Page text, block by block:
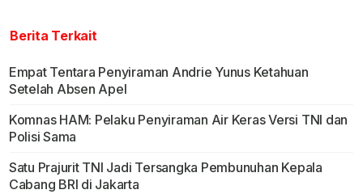
Berita Terkait
Empat Tentara Penyiraman Andrie Yunus Ketahuan
Setelah Absen Apel
Komnas HAM: Pelaku Penyiraman Air Keras Versi TNI dan
Polisi Sama
Satu Prajurit TNI Jadi Tersangka Pembunuhan Kepala
Cabang BRI di Jakarta